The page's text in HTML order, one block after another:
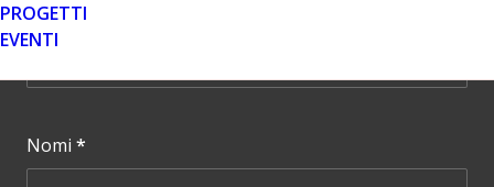
PROGETTI
EVENTI
Occasione
Nomi *